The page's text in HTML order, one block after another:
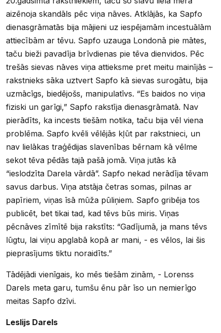
aizēnoja skandāls pēc viņa nāves. Atklājās, ka Sapfo
dienasgrāmatās bija mājieni uz iespējamām incestuālām
attiecībām ar tēvu. Sapfo uzauga Londonā pie mātes,
taču bieži pavadīja brīvdienas pie tēva dienvidos. Pēc
trešās sievas nāves viņa attieksme pret meitu mainījās –
rakstnieks sāka uztvert Sapfo kā sievas surogātu, bija
uzmācīgs, biedējošs, manipulatīvs. “Es baidos no viņa
fiziski un garīgi,” Sapfo rakstīja dienasgrāmatā. Nav
pierādīts, ka incests tiešām notika, taču bija vēl viena
problēma. Sapfo kvēli vēlējās kļūt par rakstnieci, un
nav lielākas traģēdijas slavenības bērnam kā vēlme
sekot tēva pēdās tajā pašā jomā. Viņa jutās kā
“ieslodzīta Darela vārdā”. Sapfo nekad nerādīja tēvam
savus darbus. Viņa atstāja četras somas, pilnas ar
papīriem, viņas īsā mūža pūliņiem. Sapfo gribēja tos
publicēt, bet tikai tad, kad tēvs būs miris. Viņas
pēcnāves zīmītē bija rakstīts: “Gadījumā, ja mans tēvs
lūgtu, lai viņu apglabā kopā ar mani, - es vēlos, lai šis
pieprasījums tiktu noraidīts.”
Tādējādi vienīgais, ko mēs tiešām zinām, - Lorenss
Darels meta garu, tumšu ēnu pār īso un nemierīgo
meitas Sapfo dzīvi.
Leslijs Darels